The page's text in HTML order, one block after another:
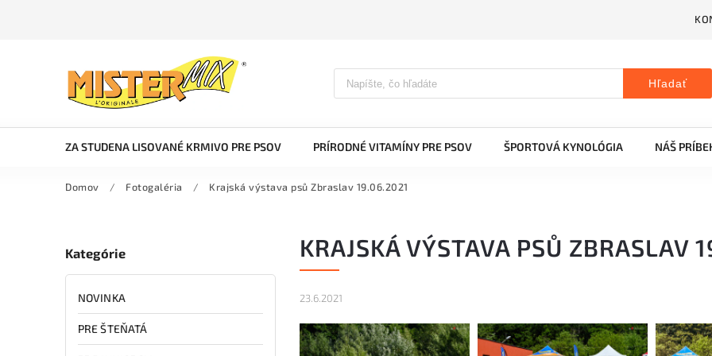
Hľadať
ZA STUDENA LISOVANÉ KRMIVO PRE PSOV PRÍRODNÉ VITAMÍNY PRE PSOV ŠPORTOVÁ KYNOLÓGIA NÁŠ
Domov / Fotogaléria / Krajská výstava psů Zbraslav 19.06.2021
Kategórie
NOVINKA
PRE ŠTEŇATÁ
KRAJSKÁ VÝSTAVA PSŮ ZBRASLAV
23.6.2021